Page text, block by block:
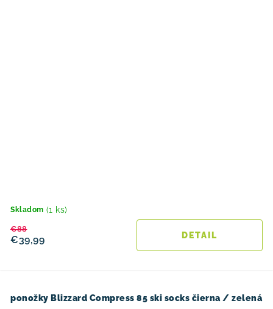
Skladom (1 ks)
€39,99
€88
DETAIL
ponožky Blizzard Compress 85 ski socks čierna / zelená